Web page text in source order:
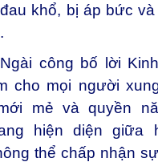
khổ, bị áp bức và
công bố lời
cho mọi người
mẻ và quyền
hiện diện giữa
thể chấp nhận